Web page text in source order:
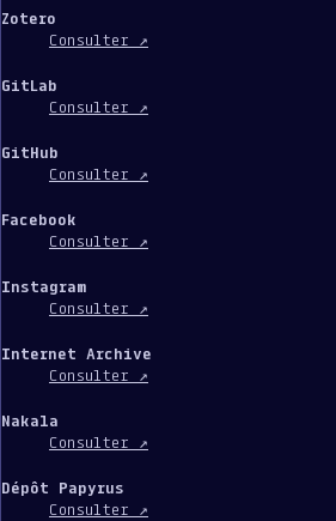
Zotero
Consulter ↗
GitLab
Consulter ↗
GitHub
Consulter ↗
Facebook
Consulter ↗
Instagram
Consulter ↗
Internet Archive
Consulter ↗
Nakala
Consulter ↗
Dépôt Papyrus
Consulter ↗